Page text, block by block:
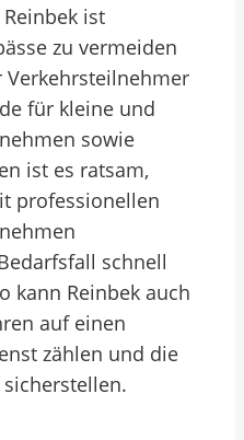
ist
zu vermeiden
für kleine und
sowie
ist es ratsam,
professionellen
schnell
kann Reinbek auch
auf einen
zählen und die